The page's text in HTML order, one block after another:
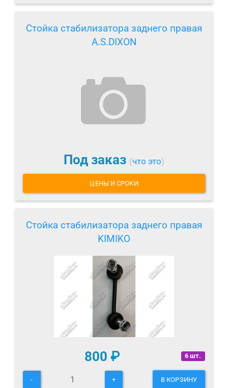
Стойка стабилизатора заднего правая
A.S.DIXON
Под заказ (что это)
ЦЕНЫ И СРОКИ
Стойка стабилизатора заднего правая
KIMIKO
6 шт.
800 ₽
- + В КОРЗИНУ